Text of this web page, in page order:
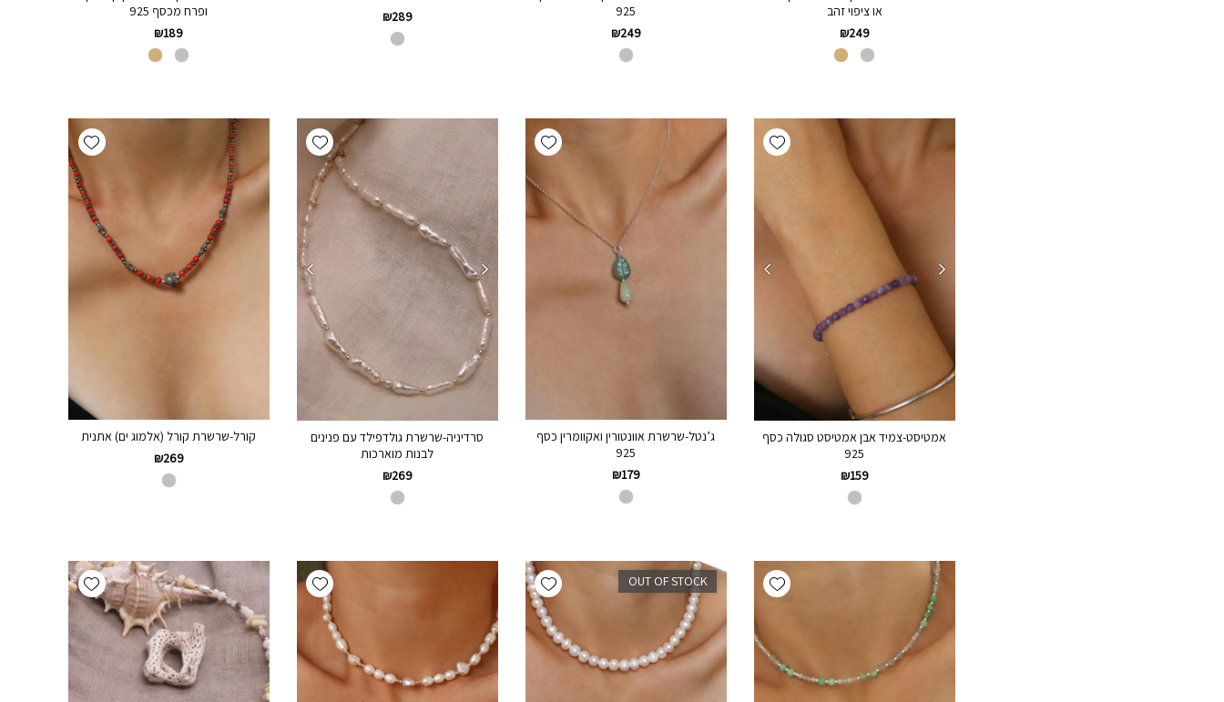
או ציפוי זהב
₪249
925
₪249
₪289
ופרח מכסף 925
₪189
Add wishlist
אמטיסט-צמיד אבן אמטיסט סגולה כסף
925
₪159
Add wishlist
ג’נטל-שרשרת אוונטורין ואקוומרין כסף
925
₪179
Add wishlist
סרדיניה-שרשרת גולדפילד עם פנינים
לבנות מוארכות
₪269
Add wishlist
קורל-שרשרת קורל (אלמוג ים) אתנית
₪269
Add wishlist
Add wishlist OUT OF STOCK
Add wishlist
Add wishlist